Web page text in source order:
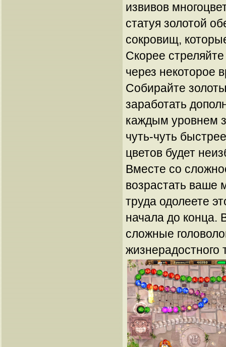
извивов
статуя золотой
сокровищ,
Скорее
через некоторое
Собирайте
заработать
каждым уровнем
чуть-чуть
цветов будет
Вместе со
возрастать ваше
труда одолеете
начала до конца.
сложные
жизнерадостного